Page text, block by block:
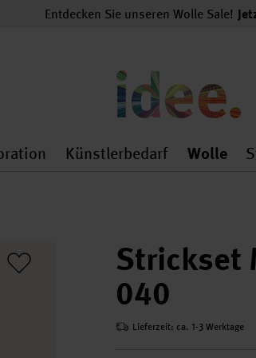
Entdecken Sie unseren Wolle Sale!
general.openMenu
Dekoration
Künstlerbedarf Wolle
Strickset
040
Lieferzeit: ca. 1-3 Werktage